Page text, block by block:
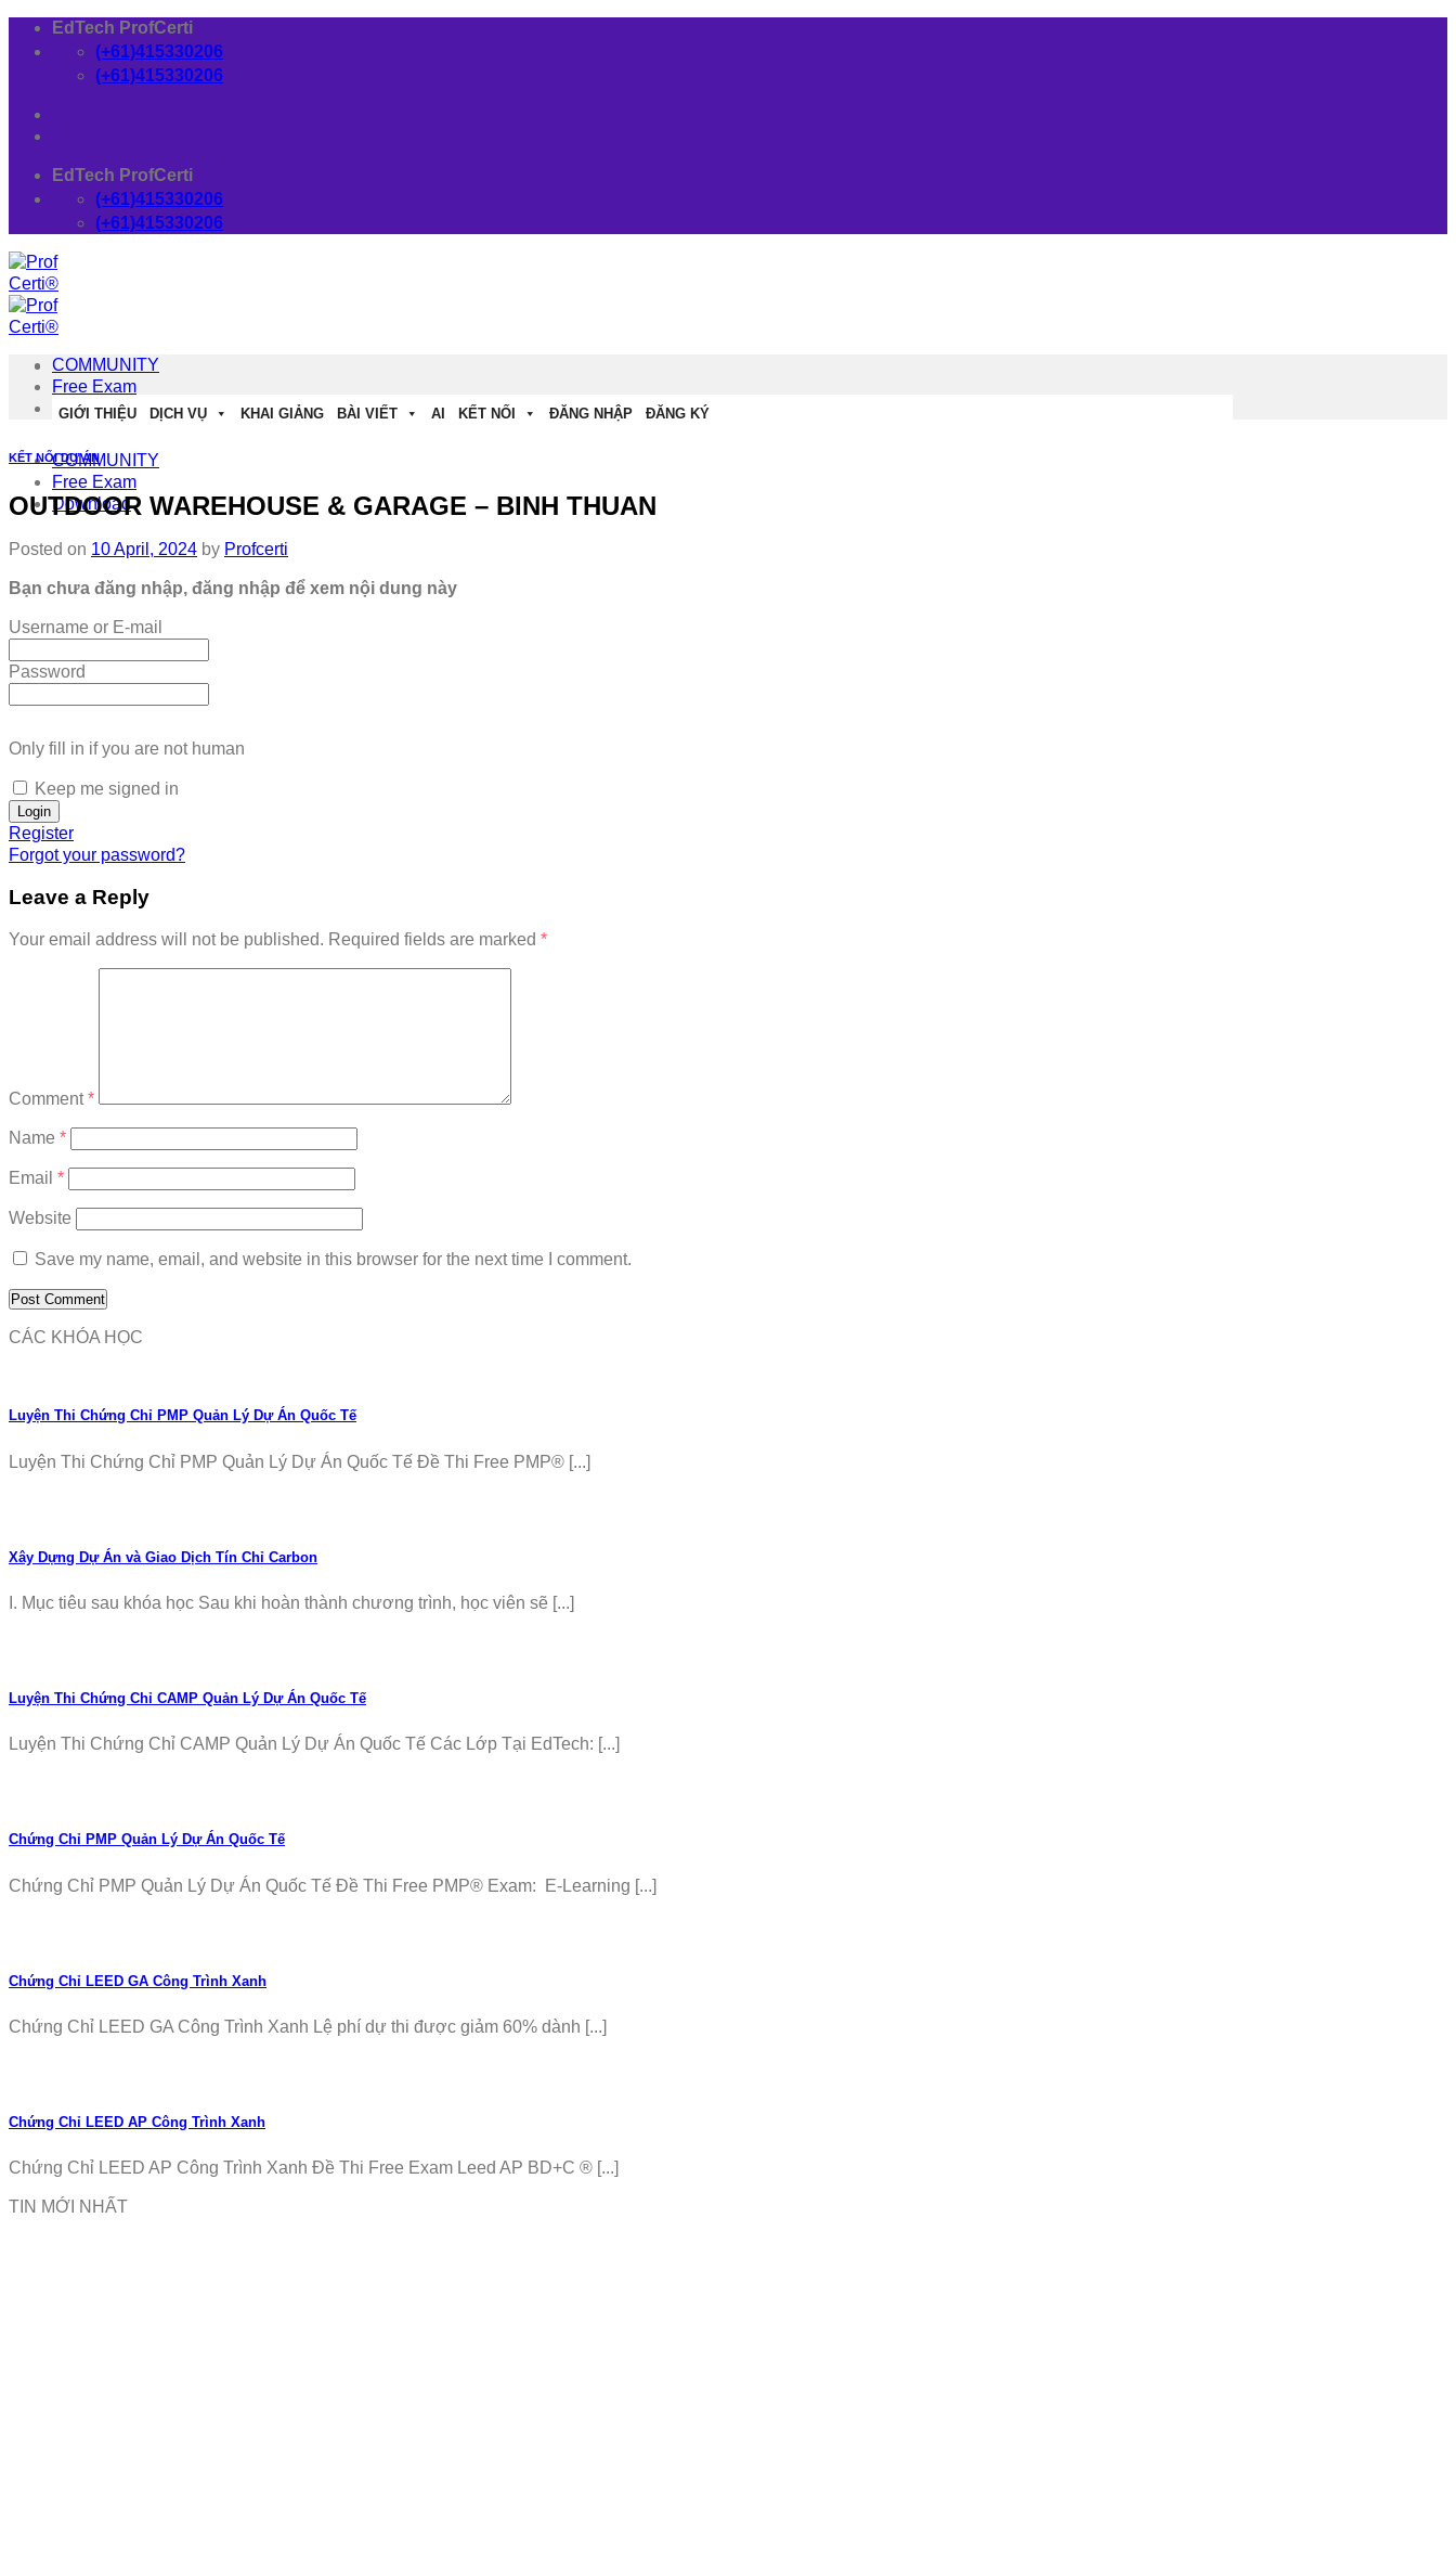
Skip
EdTech ProfCerti
(+61)415330206
(+61)415330206
EdTech ProfCerti
(+61)415330206
(+61)415330206
GIỚI THIỆU DỊCH VỤ KHAI GIẢNG BÀI VIẾT AI KẾT NỐI ĐĂNG NHẬP ĐĂNG KÝ
COMMUNITY
Free Exam
Download
COMMUNITY
Free Exam
Download
KẾT NỐI DỰ ÁN
OUTDOOR WAREHOUSE & GARAGE – BINH THUAN
Posted on 10 April, 2024 by Profcerti
Bạn chưa đăng nhập, đăng nhập để xem nội dung này
Username or E-mail
Password
Only fill in if you are not human
Keep me signed in
Register
Forgot your password?
Leave a Reply
Your email address will not be published. Required fields are marked *
Comment*
Name *
Email *
Website
Save my name, email, and website in this browser for the next time I comment.
CÁC KHÓA HỌC
Luyện Thi Chứng Chỉ PMP Quản Lý Dự Án Quốc Tế
Luyện Thi Chứng Chỉ PMP Quản Lý Dự Án Quốc Tế Đề Thi Free PMP® [...]
Xây Dựng Dự Án và Giao Dịch Tín Chỉ Carbon
I. Mục tiêu sau khóa học Sau khi hoàn thành chương trình, học viên sẽ [...]
Luyện Thi Chứng Chỉ CAMP Quản Lý Dự Án Quốc Tế
Luyện Thi Chứng Chỉ CAMP Quản Lý Dự Án Quốc Tế Các Lớp Tại EdTech: [...]
Chứng Chỉ PMP Quản Lý Dự Án Quốc Tế
Chứng Chỉ PMP Quản Lý Dự Án Quốc Tế Đề Thi Free PMP® Exam: E-Learning [...]
Chứng Chỉ LEED GA Công Trình Xanh
Chứng Chỉ LEED GA Công Trình Xanh Lệ phí dự thi được giảm 60% dành [...]
Chứng Chỉ LEED AP Công Trình Xanh
Chứng Chỉ LEED AP Công Trình Xanh Đề Thi Free Exam Leed AP BD+C ® [...]
TIN MỚI NHẤT